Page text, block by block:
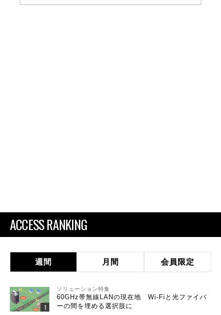
ACCESS RANKING
週間 月間 会員限定
ソリューション特集
60GHz帯無線LANの現在地 Wi-Fiと光ファイバ
ーの間を埋める選択肢に